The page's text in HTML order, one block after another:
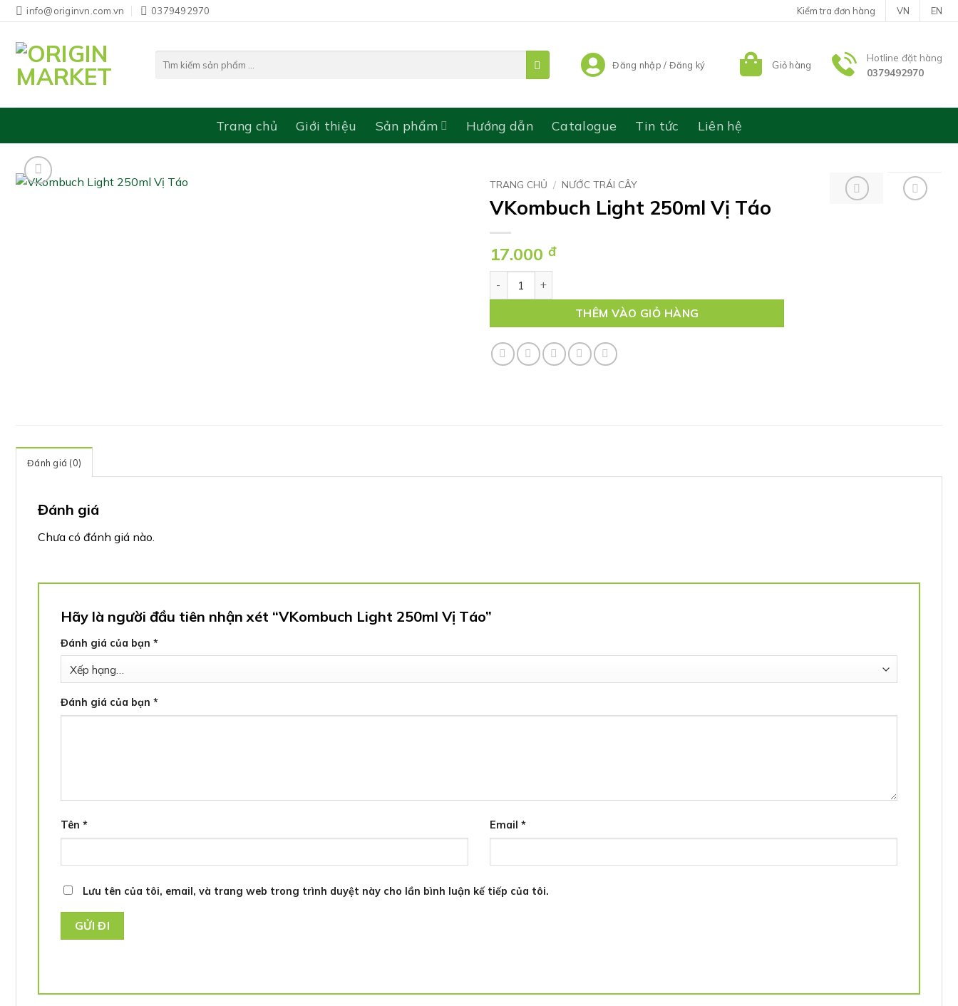
qua
info@originvn.com.vn 0379492970 Kiểm tra đơn hàng VN EN
kiếm:
Đăng nhập / Đăng ký Giỏ hàng
Hotline đặt hàng
0379492970
Trang chủ Giới thiệu Sản phẩm Hướng dẫn Catalogue Tin tức Liên hệ
TRANG CHỦ / NƯỚC TRÁI CÂY
VKombuch Light 250ml Vị Táo
17.000 đ
THÊM VÀO GIỎ HÀNG
Đánh giá (0)
Đánh giá
Chưa có đánh giá nào.
Hãy là người đầu tiên nhận xét “VKombuch Light 250ml Vị Táo”
Đánh giá của bạn *
Đánh giá của bạn *
Tên * Email *
Lưu tên của tôi, email, và trang web trong trình duyệt này cho lần bình luận kế tiếp của tôi.